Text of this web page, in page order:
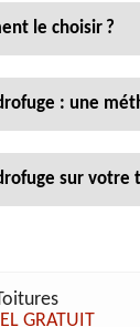
le choisir ?
: une
sur votre
GRATUIT